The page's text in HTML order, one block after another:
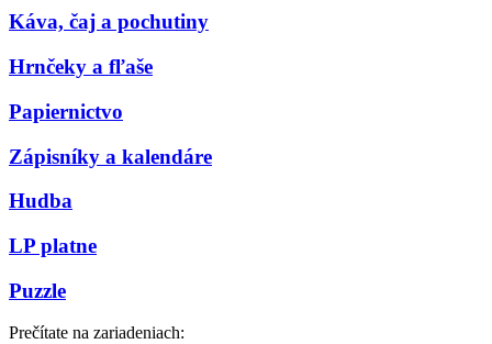
Káva, čaj a pochutiny
Hrnčeky a fľaše
Papiernictvo
Zápisníky a kalendáre
Hudba
LP platne
Puzzle
Prečítate na zariadeniach: